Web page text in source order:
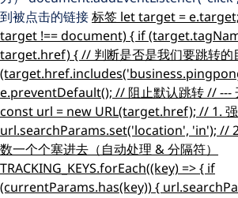
到被点击的链接标签 let target =
target !== document) { if
target.href) { // 判断是否是我们要跳转的
e.preventDefault(); // 阻止默认跳转 // ---
const url = new URL(target.href); // 1.
url.searchParams.set('location', 'in'); //
数一个个塞进去（自动处理 & 分隔符）
TRACKING_KEYS.forEach((key) => { if
(currentParams.has(key)) {